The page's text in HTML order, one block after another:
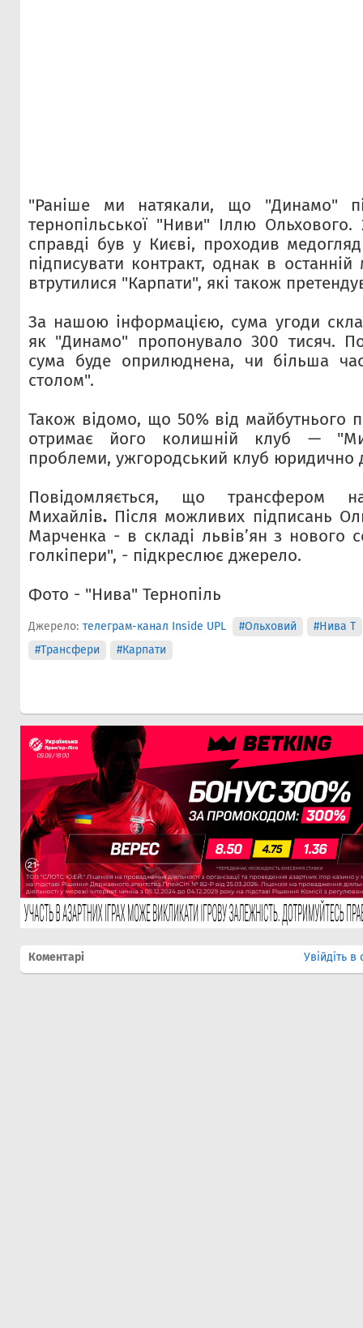
"Раніше ми натякали, що "Динамо"
тернопільської "Ниви" Іллю Ольхового.
справді був у Києві, проходив
підписувати контракт, однак в
втрутилися "Карпати", які також
За нашою інформацією, сума угоди
як "Динамо" пропонувало 300 тисяч.
сума буде оприлюднена, чи більша
столом".
Також відомо, що 50% від майбутнього
отримає його колишній клуб —
проблеми, ужгородський клуб юридично
Повідомляється, що трансфером
Михайлів. Після можливих підписань
Марченка - в складі львівʼян з нового
голкіпери", - підкреслює джерело.
Фото - "Нива" Тернопіль
Джерело: телеграм-канал Inside UPL #Ольховий
#Нива Т
#Трансфери
#Карпати
Коментарі Увійдіть в